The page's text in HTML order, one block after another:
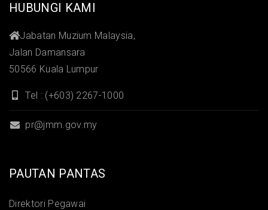
HUBUNGI KAMI
Jabatan Muzium Malaysia,
Jalan Damansara
50566 Kuala Lumpur
Tel : (+603) 2267-1000
pr@jmm.gov.my
PAUTAN PANTAS
Direktori Pegawai